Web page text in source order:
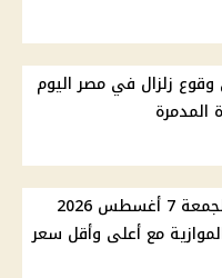
وقوع زلزال في مصر اليوم
أسعار الدولار اليوم الجمعة 7 أغسطس 2026
مع أعلى وأقل سعر